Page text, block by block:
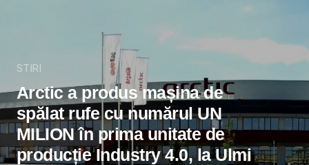
STIRI
Arctic a produs mașina de
spălat rufe cu numărul UN
MILION în prima unitate de
producție Industry 4.0, la Ulmi